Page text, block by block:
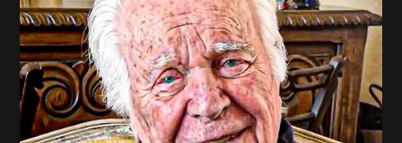
nữa nên xoay người mình nằm ngửa lại để đánh trận cuối cùng.
Mình hiểu một trận chiến ác liệt sẽ tới nữa rồi. Em lấy tay vuốt ve
kích thích thằng nhỏ. Còn mình cũng tranh thủ phản công. Mình
công kích đến đâu em nhường mình đến đó chứ không hề phảng
kháng gì. Còn mình cũng biết em nhường nhịn vậy để chút nữa
tính hết vào 1 lần cho mình. Quyết chuyện sống mái đây mà. Và sau
màn mình phản kích khắp nơi thì cũng tới em chốt hạ trận chiến
bằng màn BJ mãnh liệt. Và kết cục vẫn như dự đoán. Thành Tương